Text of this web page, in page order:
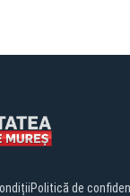
Politică de